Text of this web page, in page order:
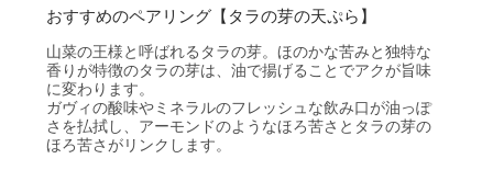
おすすめのペアリング【タラの芽の天ぷら】
山菜の王様と呼ばれるタラの芽。ほのかな苦みと独特な
香りが特徴のタラの芽は、油で揚げることでアクが旨味
に変わります。
ガヴィの酸味やミネラルのフレッシュな飲み口が油っぽ
さを払拭し、アーモンドのようなほろ苦さとタラの芽の
ほろ苦さがリンクします。